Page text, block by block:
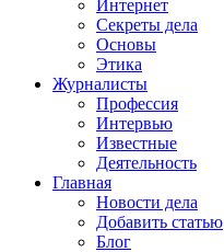
Интернет
Секреты дела
Основы
Этика
Журналисты
Профессия
Интервью
Известные
Деятельность
Главная
Новости дела
Добавить статью
Блог